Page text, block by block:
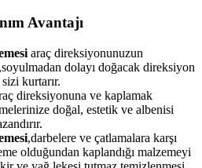
Avantajı
araç direksiyonunuzun
dolayı doğacak direksiyon
kurtarır.
direksiyonuna ve kaplamak
doğal, estetik ve albenisi
,darbelere ve çatlamalara karşı
olduğundan kaplandığı malzemeyi